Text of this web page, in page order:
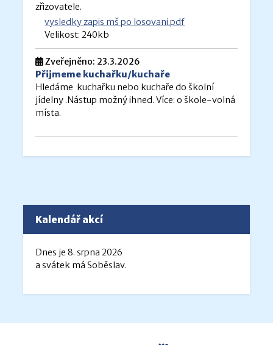
zřizovatele.
vysledky zapis mš po losovani.pdf
Velikost: 240kb
Zveřejněno: 23.3.2026
Přijmeme kuchařku/kuchaře
Hledáme kuchařku nebo kuchaře do školní
jídelny .Nástup možný ihned. Více: o škole-volná
místa.
Kalendář akcí
Dnes je 8. srpna 2026
a svátek má Soběslav.